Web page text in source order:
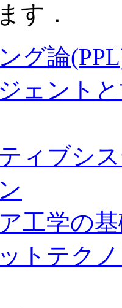
す．
グ論
ェント
ィブシ
工学の
トテク